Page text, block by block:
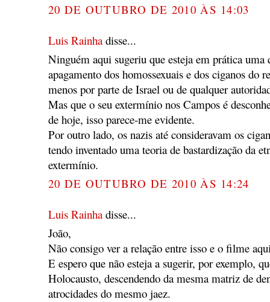
20 DE OUTUBRO DE 2010 ÀS 14:03
Luis Rainhadisse...
Ninguém aqui sugeriu que esteja em prática uma
apagamento dos homossexuais e dos ciganos do
menos por parte de Israel ou de qualquer
Mas que o seu extermínio nos Campos é
de hoje, isso parece-me evidente.
Por outro lado, os nazis até consideravam os
tendo inventado uma teoria de bastardização da
extermínio.
20 DE OUTUBRO DE 2010 ÀS 14:24
Luis Rainhadisse...
João,
Não consigo ver a relação entre isso e o filme
E espero que não esteja a sugerir, por exemplo,
Holocausto, descendendo da mesma matriz de
atrocidades do mesmo jaez.